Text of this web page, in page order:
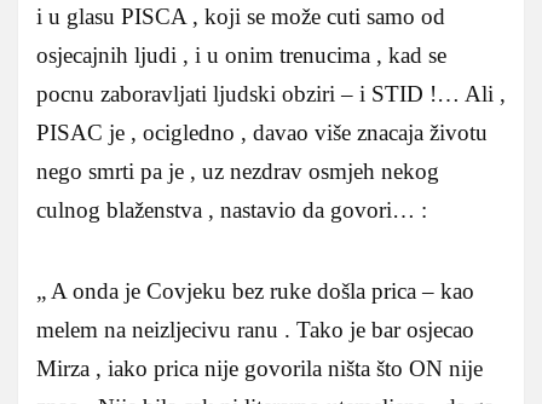
i u glasu PISCA , koji se može cuti samo od
osjecajnih ljudi , i u onim trenucima , kad se
pocnu zaboravljati ljudski obziri – i STID !… Ali ,
PISAC je , ocigledno , davao više znacaja životu
nego smrti pa je , uz nezdrav osmjeh nekog
culnog blaženstva , nastavio da govori… :
„ A onda je Covjeku bez ruke došla prica – kao
melem na neizljecivu ranu . Tako je bar osjecao
Mirza , iako prica nije govorila ništa što ON nije